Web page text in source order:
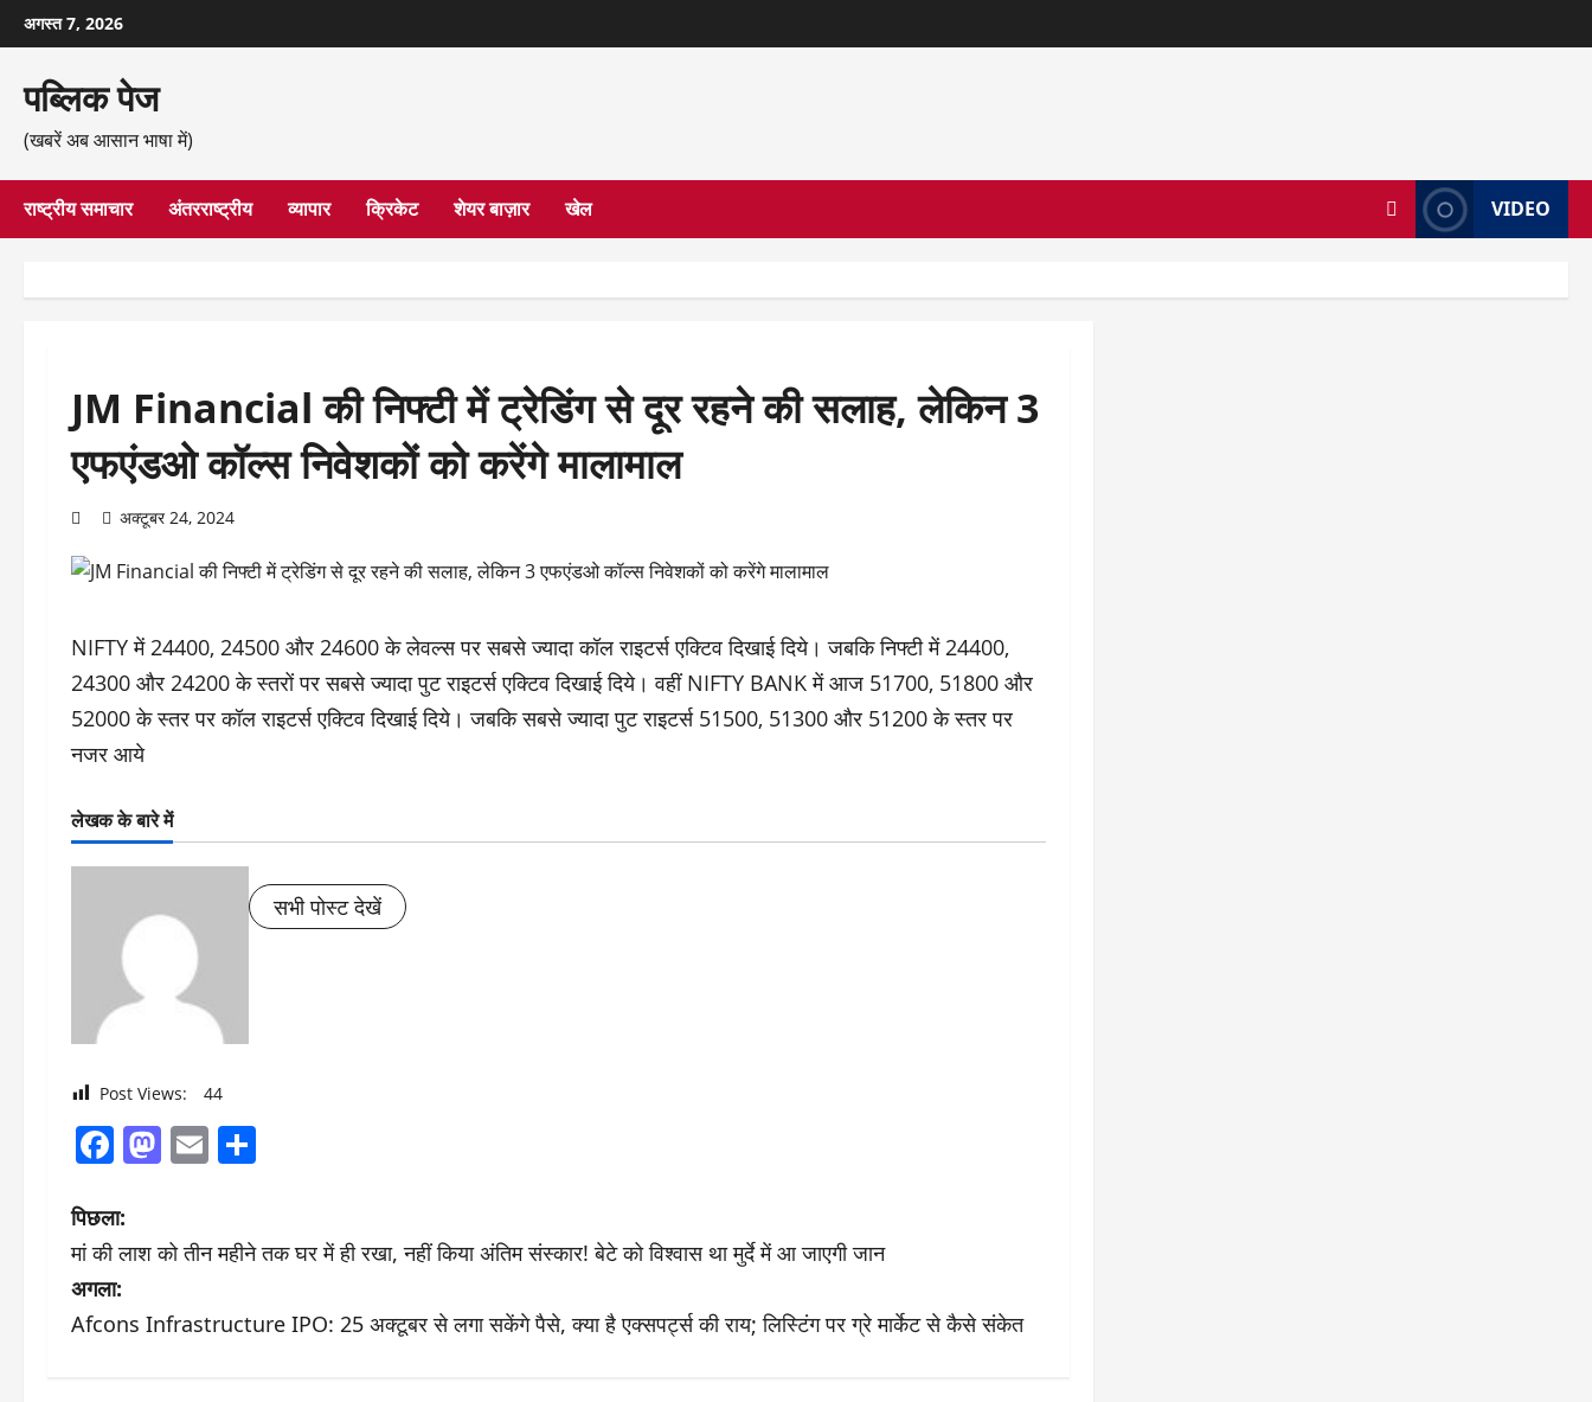
छोड़कर
सामग्री
अगस्त 7, 2026
पब्लिक पेज
(खबरें अब आसान भाषा में)
राष्ट्रीय समाचार अंतरराष्ट्रीय व्यापार क्रिकेट शेयर बाज़ार खेल VIDEO
JM Financial की निफ्टी में ट्रेडिंग से दूर रहने की सलाह, लेकिन 3
एफएंडओ कॉल्स निवेशकों को करेंगे मालामाल
अक्टूबर 24, 2024
NIFTY में 24400, 24500 और 24600 के लेवल्स पर सबसे ज्यादा कॉल राइटर्स एक्टिव दिखाई दिये। जबकि निफ्टी में 24400,
24300 और 24200 के स्तरों पर सबसे ज्यादा पुट राइटर्स एक्टिव दिखाई दिये। वहीं NIFTY BANK में आज 51700, 51800 और
52000 के स्तर पर कॉल राइटर्स एक्टिव दिखाई दिये। जबकि सबसे ज्यादा पुट राइटर्स 51500, 51300 और 51200 के स्तर पर
नजर आये
लेखक के बारे में
सभी पोस्ट देखें
Post Views: 44
Facebook
Mastodon
Email
पो
स्ट
ने
पिछला:
मां की लाश को तीन महीने तक घर में ही रखा, नहीं किया अंतिम संस्कार! बेटे को विश्वास था मुर्दे में आ जाएगी जान
अगला:
Afcons Infrastructure IPO: 25 अक्टूबर से लगा सकेंगे पैसे, क्या है एक्सपर्ट्स की राय; लिस्टिंग पर ग्रे मार्केट से कैसे संकेत